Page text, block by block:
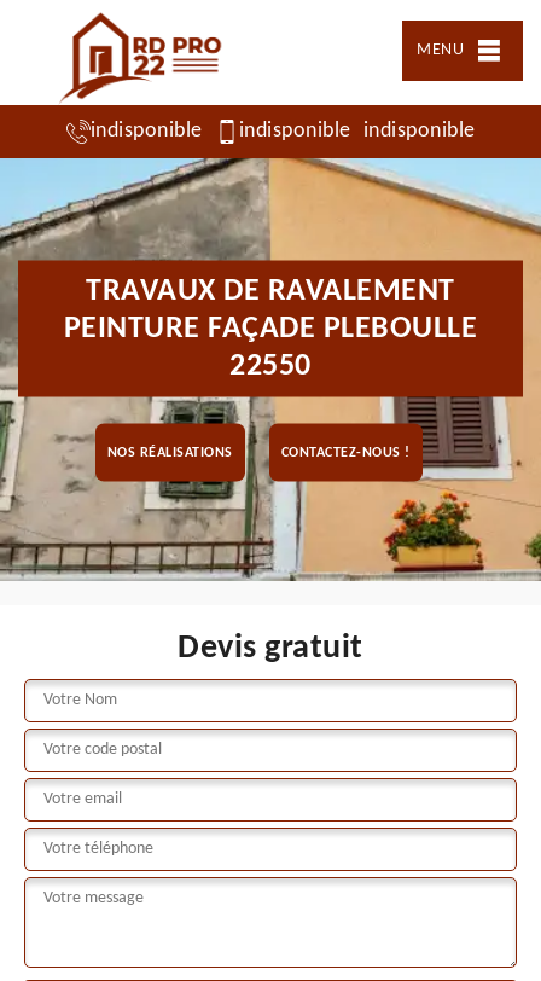
MENU
indisponible indisponible indisponible
TRAVAUX DE RAVALEMENT
PEINTURE FAÇADE PLEBOULLE
22550
NOS RÉALISATIONS CONTACTEZ-NOUS !
Devis gratuit